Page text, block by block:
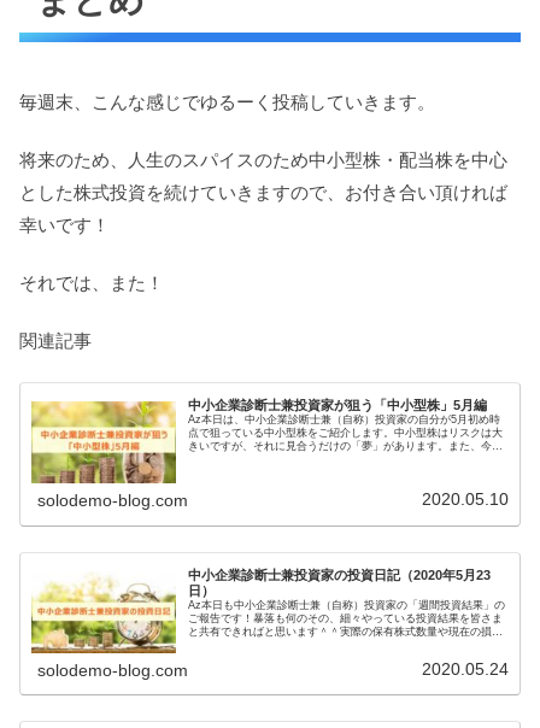
毎週末、こんな感じでゆるーく投稿していきます。
将来のため、人生のスパイスのため中小型株・配当株を中心
とした株式投資を続けていきますので、お付き合い頂ければ
幸いです！
それでは、また！
関連記事
中小企業診断士兼投資家が狙う「中小型株」5月編
Az本日は、中小企業診断士兼（自称）投資家の自分が5月初め時
点で狙っている中小型株をご紹介します。中小型株はリスクは大
きいですが、それに見合うだけの「夢」があります。また、今月
solodemo-blog.com 2020.05.10
中小企業診断士兼投資家の投資日記（2020年5月23
日）
Az本日も中小企業診断士兼（自称）投資家の「週間投資結果」の
ご報告です！暴落も何のその、細々やっている投資結果を皆さま
と共有できればと思います＾＾実際の保有株式数量や現在の損益
solodemo-blog.com 2020.05.24